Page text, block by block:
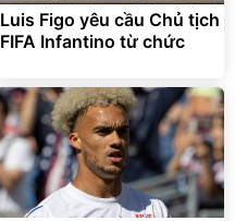
Luis Figo yêu cầu Chủ tịch
FIFA Infantino từ chức